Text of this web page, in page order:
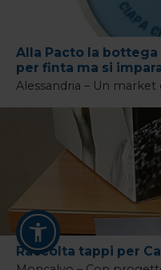
Alla Pacto la
per finta ma si
Alessandria – Un
Raccolta tappi per